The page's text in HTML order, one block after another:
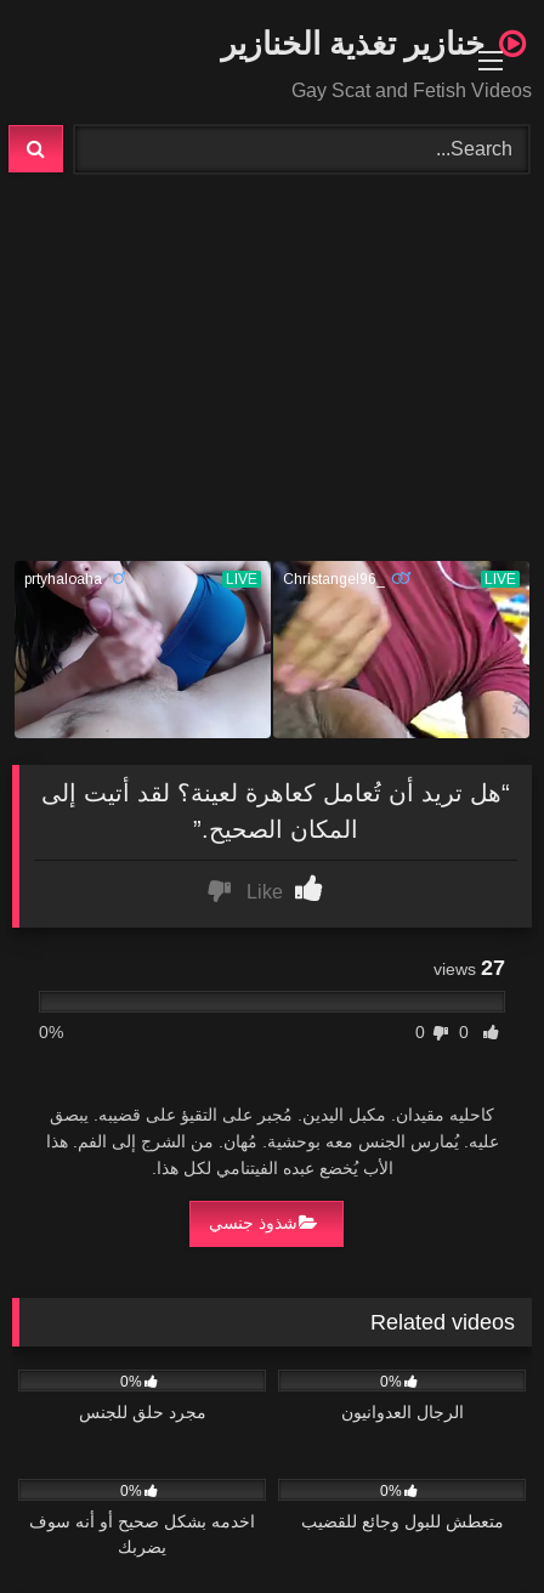
content
خنازير تغذية الخنازير
Gay Scat and Fetish Videos
“هل تريد أن تُعامل كعاهرة لعينة؟ لقد أتيت إلى
المكان الصحيح.”
Like
27
0% 0
0
كاحليه مقيدان. مكبل اليدين. مُجبر على التقيؤ على قضيبه. يبصق
عليه. يُمارس الجنس معه بوحشية. مُهان. من الشرج إلى الفم. هذا
الأب يُخضع عبده الفيتنامي لكل هذا.
شذوذ جنسي
Related videos
0%
مجرد حلق للجنس
0%
الرجال العدوانيون
0%
اخدمه بشكل صحيح أو أنه سوف
يضربك
0%
متعطش للبول وجائع للقضيب